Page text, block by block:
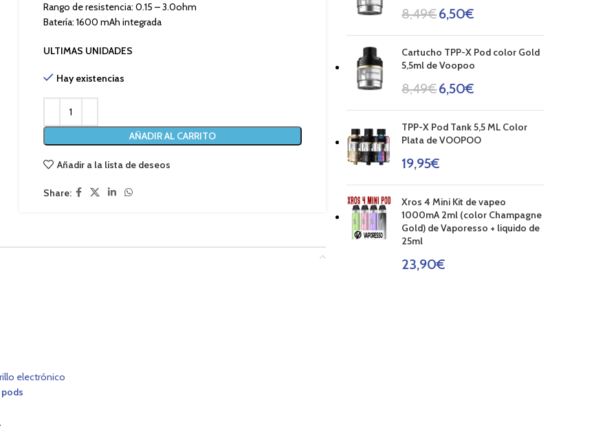
Rango de resistencia: 0.15 – 3.0ohm
Batería: 1600 mAh integrada
ULTIMAS UNIDADES
Hay existencias
AÑADIR AL CARRITO
Añadir a la lista de deseos
Share:
electrónico
8,49€6,50€
Cartucho TPP-X Pod color Gold
5,5ml de Voopoo
8,49€6,50€
TPP-X Pod Tank 5,5 ML Color
Plata de VOOPOO
19,95€
Xros 4 Mini Kit de vapeo
1000mA 2ml (color Champagne
Gold) de Vaporesso + liquido de
25ml
23,90€